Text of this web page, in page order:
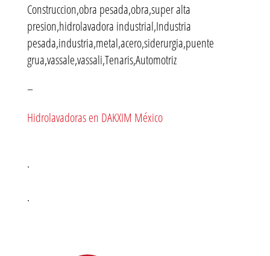
Construccion,obra pesada,obra,super alta
presion,hidrolavadora industrial,Industria
pesada,industria,metal,acero,siderurgia,puente
grua,vassale,vassali,Tenaris,Automotriz
–
Hidrolavadoras en DAKXIM México
.
.